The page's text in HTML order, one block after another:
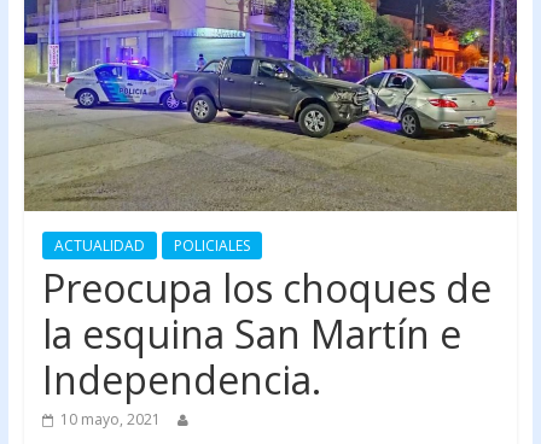
ACTUALIDAD POLICIALES
Preocupa los choques de
la esquina San Martín e
Independencia.
10 mayo, 2021